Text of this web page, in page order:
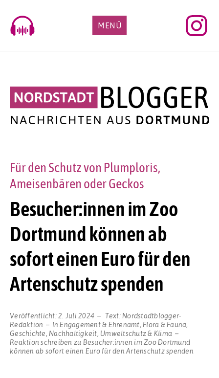
content
MENÜ
Besucher:innen im Zoo
Dortmund können ab
sofort einen Euro für den
Artenschutz spenden
Für den Schutz von Plumploris,
Ameisenbären oder Geckos
Veröffentlicht:2. Juli 2024 Text: Nordstadtblogger-
Redaktion
InEngagement & Ehrenamt, Flora & Fauna,
Geschichte, Nachhaltigkeit, Umweltschutz & Klima
Reaktion schreiben zu Besucher:innen im Zoo Dortmund
können ab sofort einen Euro für den Artenschutz spenden